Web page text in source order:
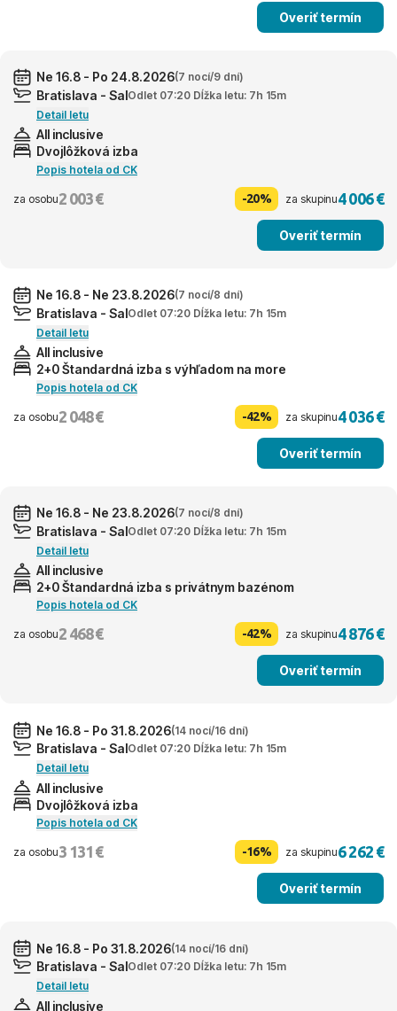
Overiť termín
Ne 16.8 - Po 24.8.2026(7 nocí/9 dní)
Bratislava - SalOdlet 07:20 Dĺžka letu: 7h 15m
Detail letu
All inclusive
Dvojlôžková izba
Popis hotela od CK
za osobu2 003 € -20% za skupinu4 006 €
Overiť termín
Ne 16.8 - Ne 23.8.2026(7 nocí/8 dní)
Bratislava - SalOdlet 07:20 Dĺžka letu: 7h 15m
Detail letu
All inclusive
2+0 Štandardná izba s výhľadom na more
Popis hotela od CK
za osobu2 048 € -42% za skupinu4 036 €
Overiť termín
Ne 16.8 - Ne 23.8.2026(7 nocí/8 dní)
Bratislava - SalOdlet 07:20 Dĺžka letu: 7h 15m
Detail letu
All inclusive
2+0 Štandardná izba s privátnym bazénom
Popis hotela od CK
za osobu2 468 € -42% za skupinu4 876 €
Overiť termín
Ne 16.8 - Po 31.8.2026(14 nocí/16 dní)
Bratislava - SalOdlet 07:20 Dĺžka letu: 7h 15m
Detail letu
All inclusive
Dvojlôžková izba
Popis hotela od CK
za osobu3 131 € -16% za skupinu6 262 €
Overiť termín
Ne 16.8 - Po 31.8.2026(14 nocí/16 dní)
Bratislava - SalOdlet 07:20 Dĺžka letu: 7h 15m
Detail letu
All inclusive